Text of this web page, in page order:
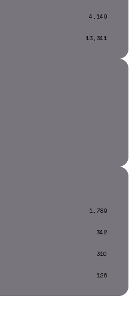
4,149
13,341
1,789
342
310
126